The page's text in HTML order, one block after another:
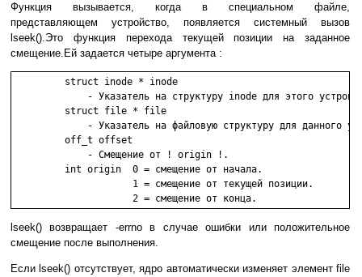
Функция вызывается, когда в специальном файле,
представляющем устройство, появляется системный вызов
lseek().Это функция перехода текущей позиции на заданное
смещение.Ей задается четыре аргумента :
         struct inode * inode
- Указатель на структуру inode для этого
         struct file * file
- Указатель на файловую структуру для данного
         off_t offset
             - Смещение от ! origin !.
         int origin  0 = смещение от начала.
                     1 = смещение от текущей позиции.
                     2 = смещение от конца.
lseek() возвращает -errno в случае ошибки или положительное
смещение после выполнения.
Если lseek() отсутствует, ядро автоматически изменяет элемент file